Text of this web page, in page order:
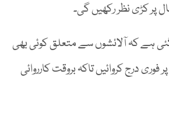
پر کڑی نظر رکھیں گی۔
ہے کہ آلائشوں سے متعلق کوئی بھی
ریسکیو 1299 پر فوری درج کروائیں تاکہ بروقت کارروائی